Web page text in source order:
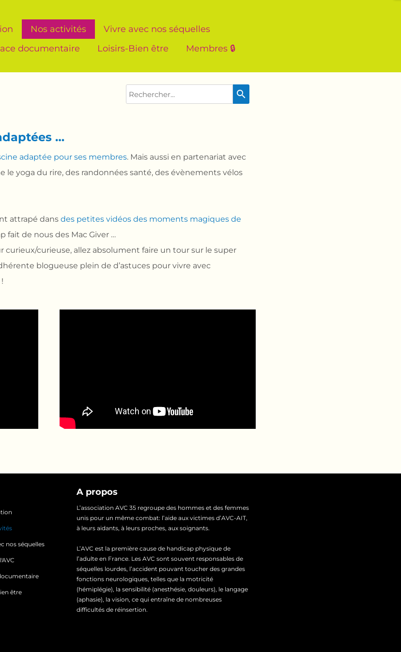
Nos activités
Vivre avec nos séquelles
documentaire Loisirs-Bien être Membres 🔒
A propos
L’association AVC 35 regroupe des hommes et des femmes
unis pour un même combat: l’aide aux victimes d’AVC-AIT,
à leurs aidants, à leurs proches, aux soignants.
L’AVC est la première cause de handicap physique de
l’adulte en France. Les AVC sont souvent responsables de
séquelles lourdes, l’accident pouvant toucher des grandes
fonctions neurologiques, telles que la motricité
(hémiplégie), la sensibilité (anesthésie, douleurs), le langage
(aphasie), la vision, ce qui entraîne de nombreuses
difficultés de réinsertion.
nos séquelles
être
search
…
adaptée pour ses membres. Mais aussi en partenariat avec
le yoga du rire, des randonnées santé, des évènements vélos
attrapé dans des petites vidéos des moments magiques de
fait de nous des Mac Giver …
curieux/curieuse, allez absolument faire un tour sur le super
blogueuse plein de d’astuces pour vivre avec
!